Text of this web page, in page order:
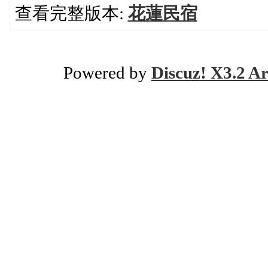
查看完整版本: 花蓮民宿
Powered by Discuz! X3.2